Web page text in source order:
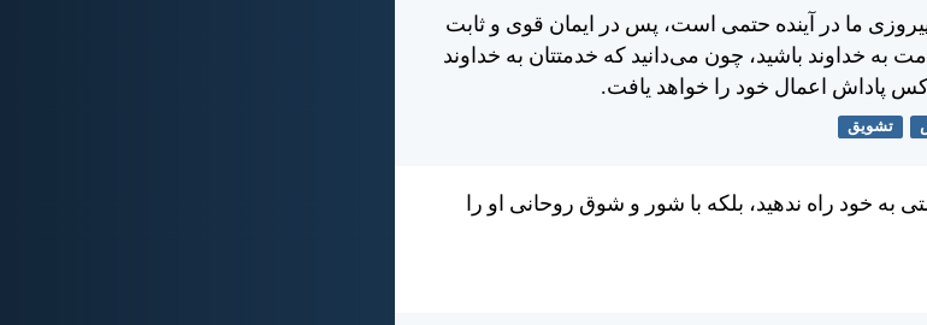
پيروزی ما در آينده حتمی است، پس در ايمان قوی و ثابت
به خداوند باشيد، چون می‌دانيد كه خدمتتان به خداوند
پاداش اعمال خود را خواهد يافت.
تشویق
به خود راه ندهيد، بلكه با شور و شوق روحانی او را